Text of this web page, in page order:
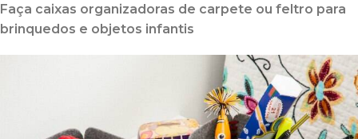
Faça caixas organizadoras de carpete ou feltro para
brinquedos e objetos infantis